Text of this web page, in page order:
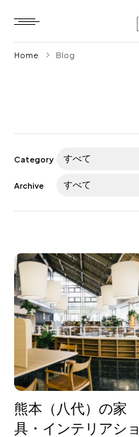
Blog
About us
for Business
Recruit
Contact
Home Blog
Category
Archive
熊本（八代）の家
具・インテリアショ